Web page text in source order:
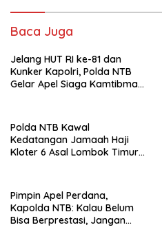
Baca Juga
Jelang HUT RI ke-81 dan
Kunker Kapolri, Polda NTB
Gelar Apel Siaga Kamtibmas
Polda NTB Kawal
Kedatangan Jamaah Haji
Kloter 6 Asal Lombok Timur,
Lancar
Pimpin Apel Perdana,
Kapolda NTB: Kalau Belum
Bisa Berprestasi, Jangan